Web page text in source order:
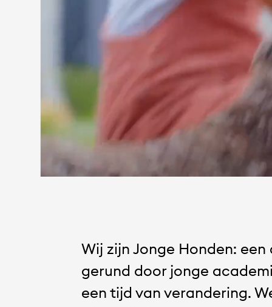
Doe
de
Wij zijn Jonge Honden:
gerund door jonge
een tijd van verandering.